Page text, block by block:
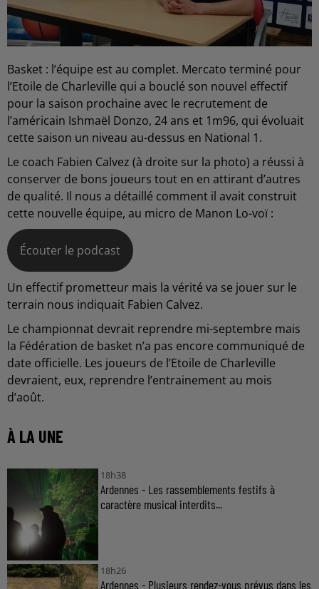
Basket : l’équipe est au complet. Mercato terminé pour
l’Etoile de Charleville qui a bouclé son nouvel effectif
pour la saison prochaine avec le recrutement de
l’américain Ishmaël Donzo, 24 ans et 1m96, qui évoluait
cette saison un niveau au-dessus en National 1.
Le coach Fabien Calvez (à droite sur la photo) a réussi à
conserver de bons joueurs tout en en attirant d’autres
de qualité. Il nous a détaillé comment il avait construit
cette nouvelle équipe, au micro de Manon Lo-voï :
Écouter le podcast
Un effectif prometteur mais la vérité va se jouer sur le
terrain nous indiquait Fabien Calvez.
Le championnat devrait reprendre mi-septembre mais
la Fédération de basket n’a pas encore communiqué de
date officielle. Les joueurs de l’Etoile de Charleville
devraient, eux, reprendre l’entrainement au mois
d’août.
À LA UNE
18h38
Ardennes - Les rassemblements festifs à
caractère musical interdits...
18h26
Ardennes - Plusieurs rendez-vous prévus dans les